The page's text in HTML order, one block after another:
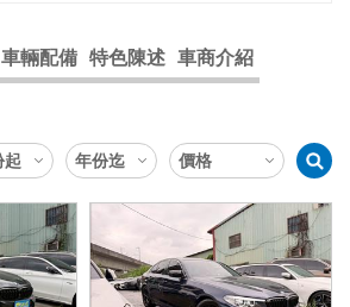
車輛配備 特色陳述 車商介紹